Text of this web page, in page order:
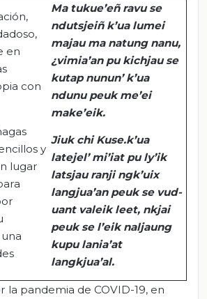
en
con
Ma tukue’eñ ravuse
ndutsjeiñ k’ua lumei
majau ma natung nanu,
¿vimia’an pu kichjause
kutap nunun’k’ua
ndunu peuk me’ei
make’eik.
y
lugar
JiukchiKuse.k’ua
latejel’mi’iat pu ly’ik
latsjau ranji ngk’uix
langjua’an peukse vud-
uant valeik leet, nkjai
peukse l’eik naljaung
kupu lania’at
langkjua’al.
la pandemia de COVID-19, en